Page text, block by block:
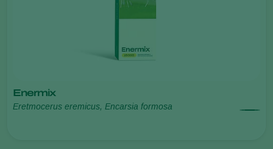
Enermix
Eretmocerus eremicus, Encarsia formosa